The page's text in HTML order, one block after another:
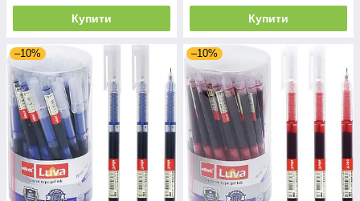
Купити Купити
–10% –10%